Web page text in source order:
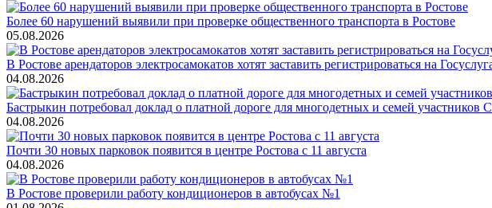
Более 60 нарушений выявили при проверке общественного транспорта в Ростове
05.08.2026
В Ростове арендаторов электросамокатов хотят заставить регистрироваться на
04.08.2026
Бастрыкин потребовал доклад о платной дороге для многодетных и семей участников
04.08.2026
Почти 30 новых парковок появится в центре Ростова с 11 августа
04.08.2026
В Ростове проверили работу кондиционеров в автобусах №1